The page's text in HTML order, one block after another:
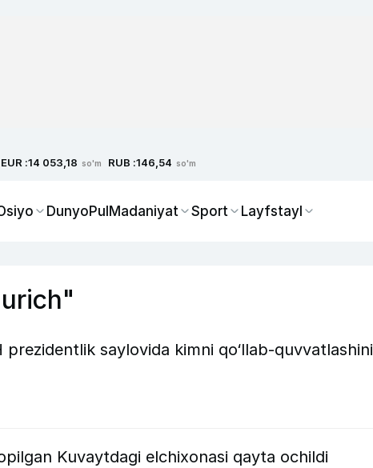
EUR :14 053,18 so'm RUB :146,54 so'm
DunyoPulMadaniyat Sport Layfstayl
prezidentlik saylovida kimni qo‘llab-quvvatlashini
Kuvaytdagi elchixonasi qayta ochildi